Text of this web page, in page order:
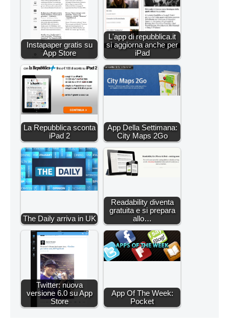
Instapaper gratis su
App Store
L'app di repubblica.it
si aggiorna anche per
iPad
La Repubblica sconta
iPad 2
App Della Settimana:
City Maps 2Go
The Daily arriva in UK
Readability diventa
gratuita e si prepara
allo…
Twitter: nuova
versione 6.0 su App
Store
App Of The Week:
Pocket